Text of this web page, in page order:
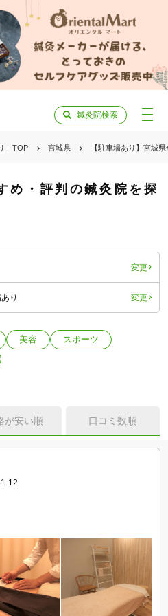
鍼灸院検索
」TOP 宮城県 【駐車場あり】宮城
め・評判の鍼灸院を探
変更
り 変更
美容
スポーツ
が安い順 口コミ数順
12
」